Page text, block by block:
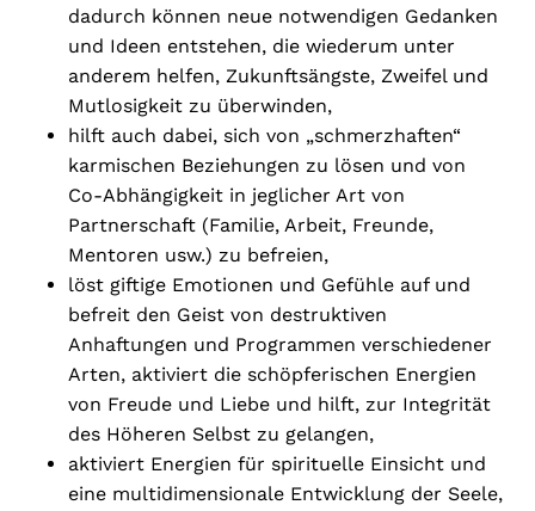
dadurch können neue notwendigen Gedanken
und Ideen entstehen, die wiederum unter
anderem helfen, Zukunftsängste, Zweifel und
Mutlosigkeit zu überwinden,
hilft auch dabei, sich von „schmerzhaften“
karmischen Beziehungen zu lösen und von
Co-Abhängigkeit in jeglicher Art von
Partnerschaft (Familie, Arbeit, Freunde,
Mentoren usw.) zu befreien,
löst giftige Emotionen und Gefühle auf und
befreit den Geist von destruktiven
Anhaftungen und Programmen verschiedener
Arten, aktiviert die schöpferischen Energien
von Freude und Liebe und hilft, zur Integrität
des Höheren Selbst zu gelangen,
aktiviert Energien für spirituelle Einsicht und
eine multidimensionale Entwicklung der Seele,